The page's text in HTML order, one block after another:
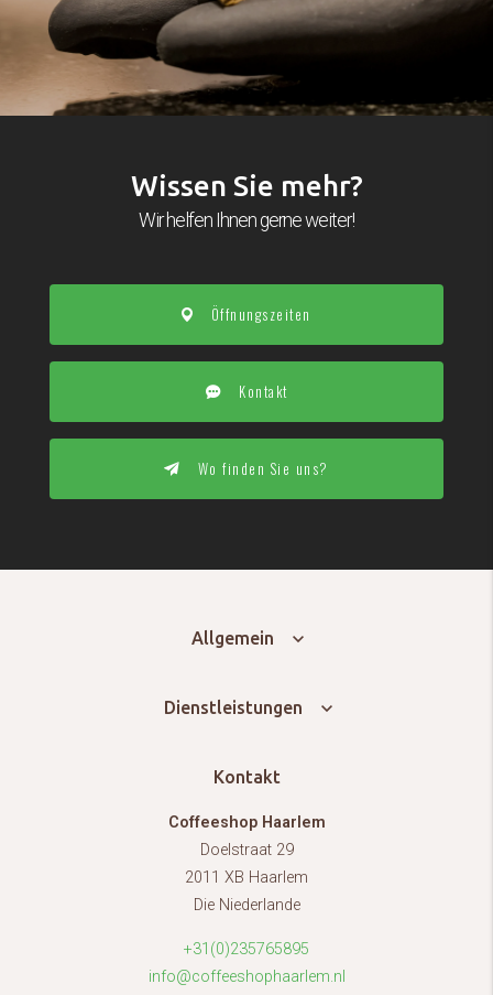
Wissen Sie mehr?
Wir helfen Ihnen gerne weiter!
Öffnungszeiten
Kontakt
Wo finden Sie uns?
Allgemein
Dienstleistungen
Kontakt
Coffeeshop Haarlem
Doelstraat 29
2011 XB Haarlem
Die Niederlande
+31(0)235765895
info@coffeeshophaarlem.nl